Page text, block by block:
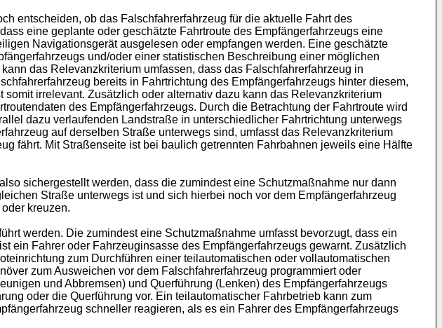
entscheiden, ob das Falschfahrerfahrzeug für die aktuelle Fahrt des
eine geplante oder geschätzte Fahrtroute des Empfängerfahrzeugs eine
Navigationsgerät ausgelesen oder empfangen werden. Eine geschätzte
und/oder einer statistischen Beschreibung einer möglichen
das Relevanzkriterium umfassen, dass das Falschfahrerfahrzeug in
bereits in Fahrtrichtung des Empfängerfahrzeugs hinter diesem,
irrelevant. Zusätzlich oder alternativ dazu kann das Relevanzkriterium
des Empfängerfahrzeugs. Durch die Betrachtung der Fahrtroute wird
dazu verlaufenden Landstraße in unterschiedlicher Fahrtrichtung unterwegs
auf derselben Straße unterwegs sind, umfasst das Relevanzkriterium
fährt. Mit Straßenseite ist bei baulich getrennten Fahrbahnen jeweils eine Hälfte
sichergestellt werden, dass die zumindest eine Schutzmaßnahme nur dann
Straße unterwegs ist und sich hierbei noch vor dem Empfängerfahrzeug
kreuzen.
werden. Die zumindest eine Schutzmaßnahme umfasst bevorzugt, dass ein
ein Fahrer oder Fahrzeuginsasse des Empfängerfahrzeugs gewarnt. Zusätzlich
zum Durchführen einer teilautomatischen oder vollautomatischen
zum Ausweichen vor dem Falschfahrerfahrzeug programmiert oder
und Abbremsen) und Querführung (Lenken) des Empfängerfahrzeugs
oder die Querführung vor. Ein teilautomatischer Fahrbetrieb kann zum
schneller reagieren, als es ein Fahrer des Empfängerfahrzeugs